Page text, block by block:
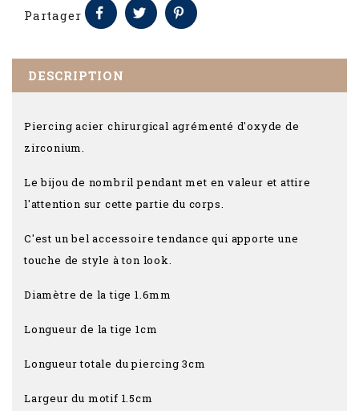
Partager
DESCRIPTION
Piercing acier chirurgical agrémenté d'oxyde de
zirconium.
Le bijou de nombril pendant met en valeur et attire
l'attention sur cette partie du corps.
C'est un bel accessoire tendance qui apporte une
touche de style à ton look.
Diamètre de la tige 1.6mm
Longueur de la tige 1cm
Longueur totale du piercing 3cm
Largeur du motif 1.5cm